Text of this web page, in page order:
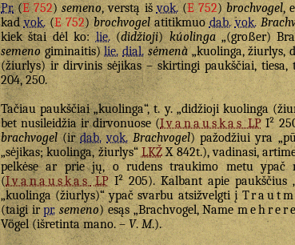
Pr.(E 752)semeno, verstą išvok.(E 752)brochvogel,
kadvok.(E 752)brochvogelatitikmuodab. vok.
kiek štai dėl ko:lie.(didžioji)kúolinga„(großer)
semenogiminaitis)lie. dial. sėmenà„kuolinga, žiurlys,
(žiurlys) ir dirvinis sėjikas – skirtingi paukščiai, tiesa,
204, 250.
Tačiau paukščiai „kuolinga“, t. y. „didžioji kuolinga
bet nusileidžia ir dirvonuose (IvanauskasLP I²
brachvogel(irdab. vok. Brachvogel) pažodžiui yra
„sėjikas; kuolinga, žiurlys“ LKŽX 842t.), vadinasi,
pelkėse ar prie jų, o rudens traukimo metu ypač
(IvanauskasLPI² 205). Kalbant apie paukščius
„kuolinga (žiurlys)“ ypač svarbu atsižvelgti į
(taigi irpr. semeno) esąs „Brachvogel, Name
Vögel (išretinta mano. – V.M.).